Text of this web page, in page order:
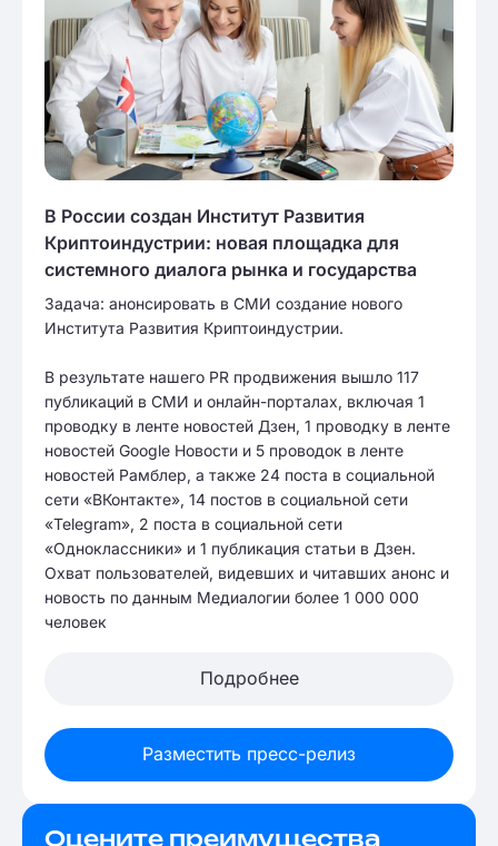
В России создан Институт Развития
Криптоиндустрии: новая площадка для
системного диалога рынка и государства
Задача: анонсировать в СМИ создание нового
Института Развития Криптоиндустрии.
В результате нашего PR продвижения вышло 117
публикаций в СМИ и онлайн-порталах, включая 1
проводку в ленте новостей Дзен, 1 проводку в ленте
новостей Google Новости и 5 проводок в ленте
новостей Рамблер, а также 24 поста в социальной
сети «ВКонтакте», 14 постов в социальной сети
«Telegram», 2 поста в социальной сети
«Одноклассники» и 1 публикация статьи в Дзен.
Охват пользователей, видевших и читавших анонс и
новость по данным Медиалогии более 1 000 000
человек
Подробнее
Разместить пресс-релиз
Оцените преимущества